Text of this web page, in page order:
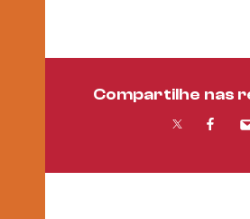
Compartilhe nas